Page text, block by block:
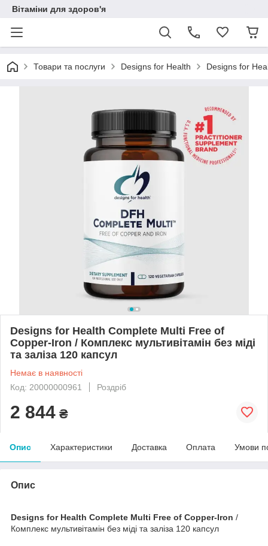
Вітаміни для здоров'я
Товари та послуги Designs for Health Designs for
Designs for Health Complete Multi Free of
Copper-Iron / Комплекс мультивітамін без міді
та заліза 120 капсул
Немає в наявності
Код: 20000000961
Роздріб
2 844 ₴
Опис Характеристики Доставка Оплата Умови
Опис
Designs for Health Complete Multi Free of Copper-Iron /
Комплекс мультивітамін без міді та заліза 120 капсул